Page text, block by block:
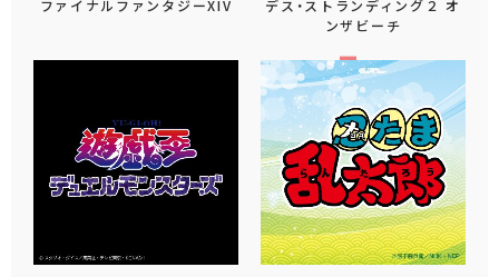
ファイナルファンタジーXIV
デス・ストランディング２ オ
ンザビーチ